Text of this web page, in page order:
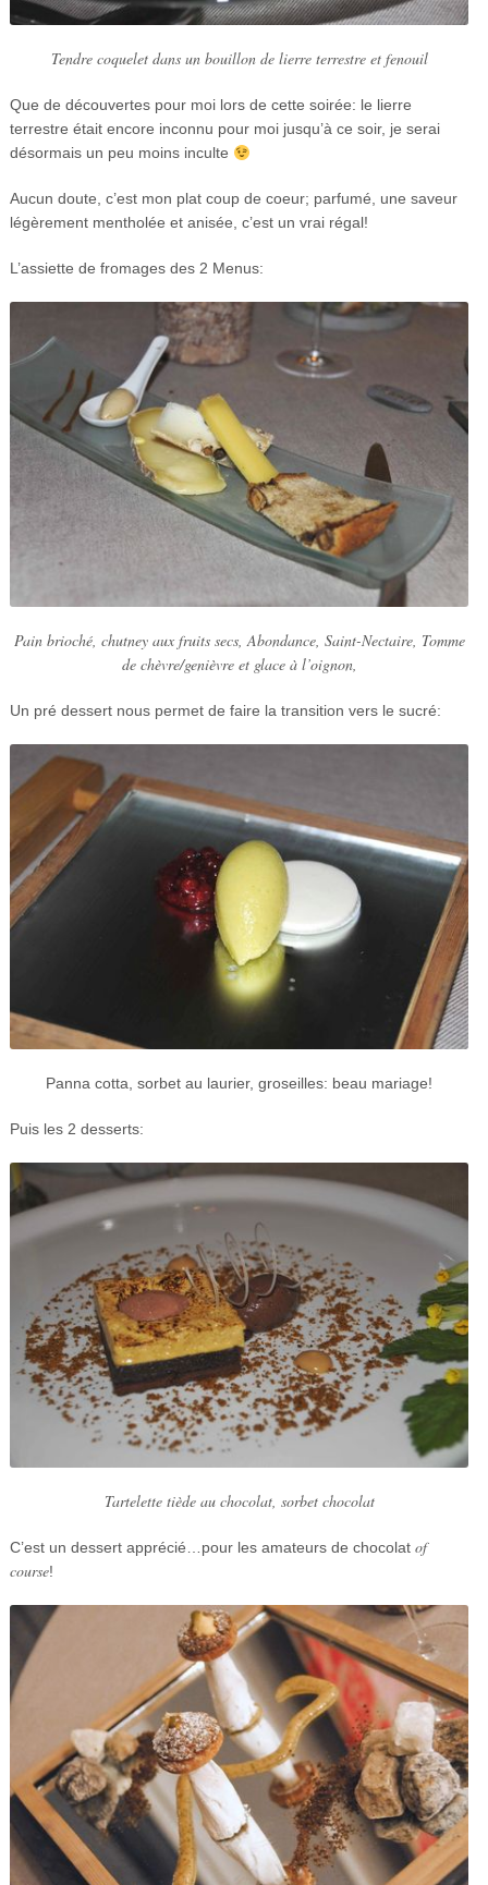
Tendre coquelet dans un bouillon de lierre terrestre et fenouil
Que de découvertes pour moi lors de cette soirée: le lierre
terrestre était encore inconnu pour moi jusqu’à ce soir, je serai
désormais un peu moins inculte
Aucun doute, c’est mon plat coup de coeur; parfumé, une saveur
légèrement mentholée et anisée, c’est un vrai régal!
L’assiette de fromages des 2 Menus:
Pain brioché, chutney aux fruits secs, Abondance, Saint-Nectaire, Tomme
de chèvre/genièvre et glace à l’oignon,
Un pré dessert nous permet de faire la transition vers le sucré:
Panna cotta, sorbet au laurier, groseilles: beau mariage!
Puis les 2 desserts:
Tartelette tiède au chocolat, sorbet chocolat
C’est un dessert apprécié…pour les amateurs de chocolat of
course!